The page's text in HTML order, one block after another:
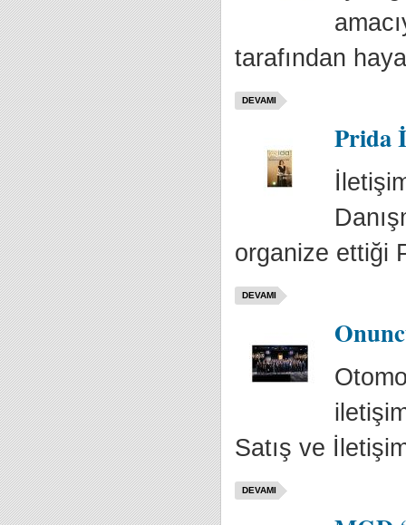
tarafından
DEVAMI
Prida
organize ettiği
DEVAMI
Satış ve
DEVAMI